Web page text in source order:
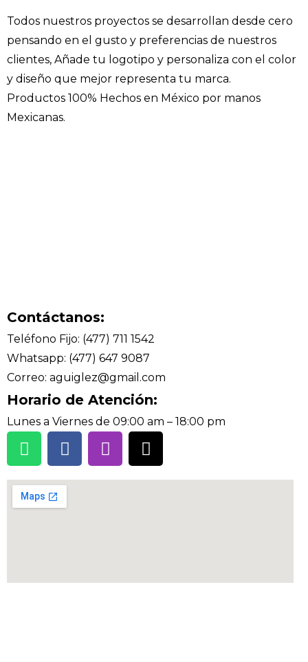
Todos nuestros proyectos se desarrollan desde cero
pensando en el gusto y preferencias de nuestros
clientes, Añade tu logotipo y personaliza con el color
y diseño que mejor representa tu marca.
Productos 100% Hechos en México por manos
Mexicanas.
Contáctanos:
Teléfono Fijo: (477) 711 1542
Whatsapp: (477) 647 9087
Correo: aguiglez@gmail.com
Horario de Atención:
Lunes a Viernes de 09:00 am – 18:00 pm